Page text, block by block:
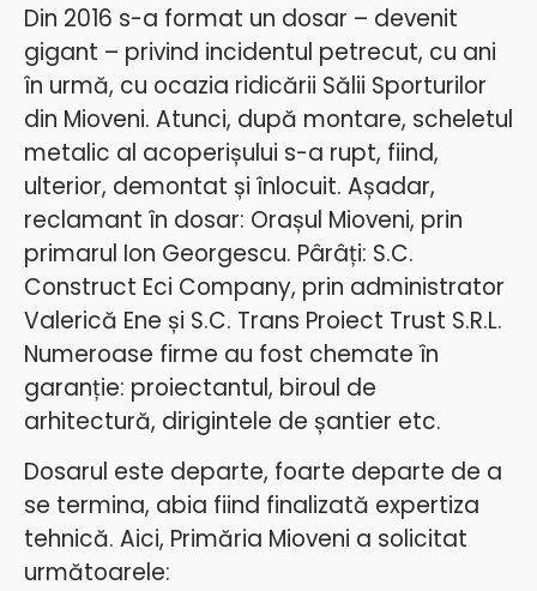
Din 2016 s-a format un dosar – devenit
gigant – privind incidentul petrecut, cu ani
în urmă, cu ocazia ridicării Sălii Sporturilor
din Mioveni. Atunci, după montare, scheletul
metalic al acoperișului s-a rupt, fiind,
ulterior, demontat și înlocuit. Așadar,
reclamant în dosar: Orașul Mioveni, prin
primarul Ion Georgescu. Pârâți: S.C.
Construct Eci Company, prin administrator
Valerică Ene și S.C. Trans Proiect Trust S.R.L.
Numeroase firme au fost chemate în
garanție: proiectantul, biroul de
arhitectură, dirigintele de șantier etc.
Dosarul este departe, foarte departe de a
se termina, abia fiind finalizată expertiza
tehnică. Aici, Primăria Mioveni a solicitat
următoarele: